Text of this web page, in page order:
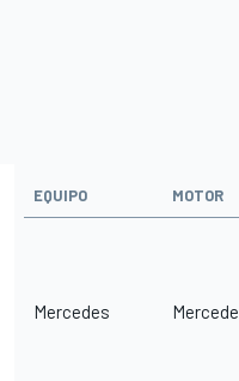
EQUIPO MOTOR
Mercedes